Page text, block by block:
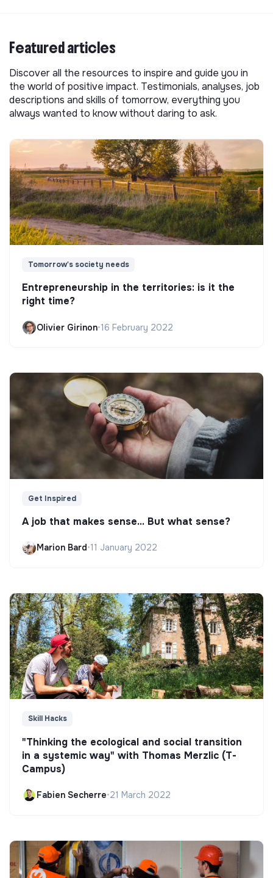
Featured articles
Discover all the resources to inspire and guide you in
the world of positive impact. Testimonials, analyses, job
descriptions and skills of tomorrow, everything you
always wanted to know without daring to ask.
Tomorrow's society needs
Entrepreneurship in the territories: is it the
right time?
Olivier Girinon•16 February 2022
Get Inspired
A job that makes sense... But what sense?
Marion Bard•11 January 2022
Skill Hacks
"Thinking the ecological and social transition
in a systemic way" with Thomas Merzlic (T-
Campus)
Fabien Secherre•21 March 2022